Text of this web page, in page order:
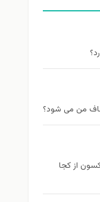
من می شود؟
از كجا